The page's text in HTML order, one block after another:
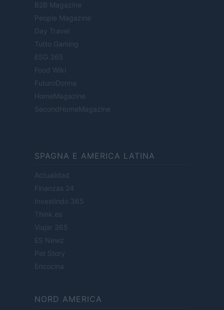
B2B Magazine
People Magazine
Day Travel
Tutto Gaming
ESG 365
Food Wiki
FuturoDonna
HomeMagazine
SecondHomeMagazine
SPAGNA E AMERICA LATINA
Actualidad
Finanzas 24
Investindo 365
Think.es
Viajar 365
ES Newz
Pet Story
Encocina
NORD AMERICA